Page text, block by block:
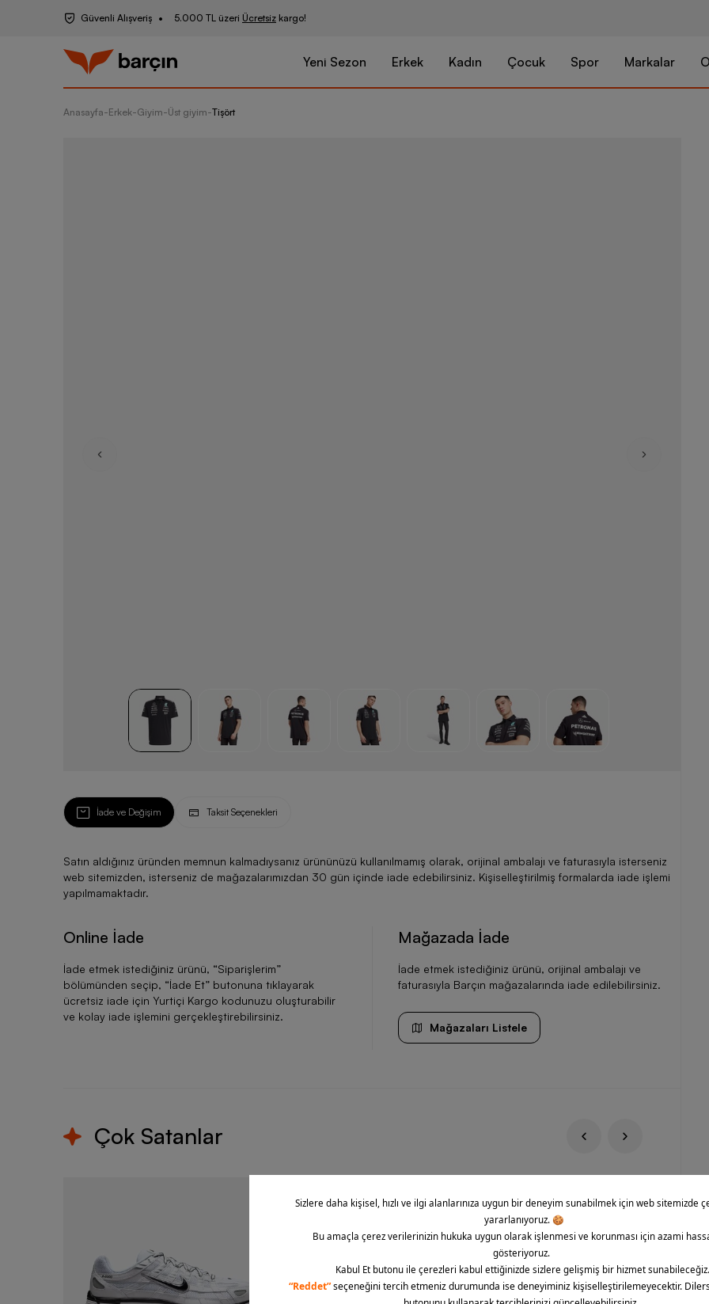
Güvenli Alışveriş 5.000 TL üzeri Ücretsiz kargo!
Yeni Sezon Erkek Kadın Çocuk Spor Markalar
Anasayfa-Erkek-Giyim-Üst giyim-Tişört
adidas
İade ve Değişim Taksit Seçenekleri
Satın aldığınız üründen memnun kalmadıysanız ürününüzü kullanılmamış olarak, orijinal ambalajı ve faturasıyla isterseniz
web sitemizden, isterseniz de mağazalarımızdan 30 gün içinde iade edebilirsiniz. Kişiselleştirilmiş formalarda iade işlemi
yapılmamaktadır.
Online İade
İade etmek istediğiniz ürünü, “Siparişlerim”
bölümünden seçip, “İade Et” butonuna tıklayarak
ücretsiz iade için Yurtiçi Kargo kodunuzu oluşturabilir
ve kolay iade işlemini gerçekleştirebilirsiniz.
Mağazada İade
İade etmek istediğiniz ürünü, orijinal ambalajı ve
faturasıyla Barçın mağazalarında iade edilebilirsiniz.
Mağazaları Listele
Çok Satanlar